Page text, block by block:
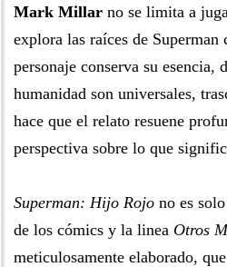
Mark Millar no se limita a
explora las raíces de
personaje conserva su esencia,
humanidad son universales,
hace que el relato resuene
perspectiva sobre lo que
Superman: Hijo Rojo no es
de los cómics y la linea Otros
meticulosamente elaborado,